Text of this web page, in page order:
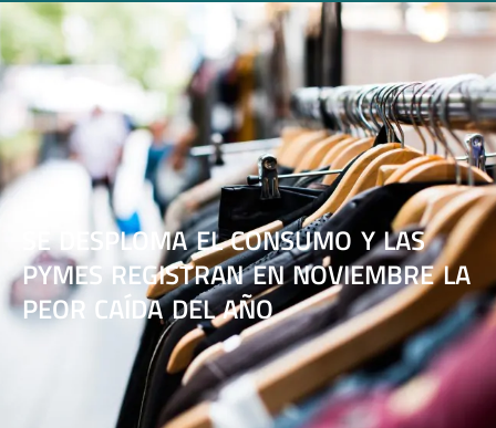
SE DESPLOMA EL CONSUMO Y LAS
PYMES REGISTRAN EN NOVIEMBRE LA
PEOR CAÍDA DEL AÑO